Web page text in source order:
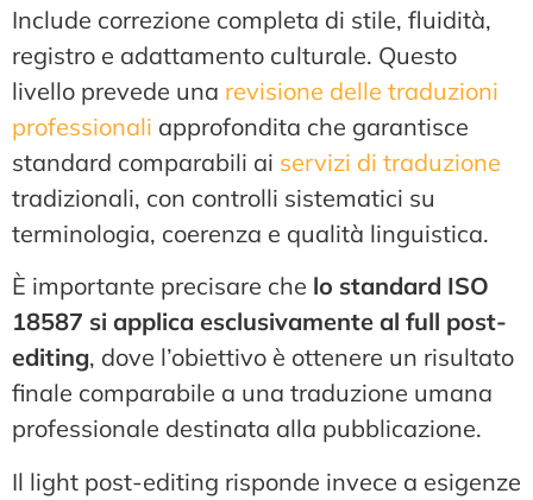
Include correzione completa di stile, fluidità,
registro e adattamento culturale. Questo
livello prevede una revisione delle traduzioni
professionali approfondita che garantisce
standard comparabili ai servizi di traduzione
tradizionali, con controlli sistematici su
terminologia, coerenza e qualità linguistica.
È importante precisare che lo standard ISO
18587 si applica esclusivamente al full post-
editing, dove l’obiettivo è ottenere un risultato
finale comparabile a una traduzione umana
professionale destinata alla pubblicazione.
Il light post-editing risponde invece a esigenze